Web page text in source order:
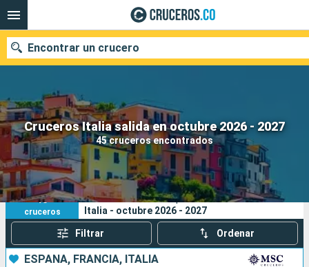
Cruceros Italia salida en octubre 2026 - 2027
45 cruceros encontrados
Encontrar un crucero
Fecha de salida
Buscar
45
cruceros
Sus criterios de búsqueda:
Italia - octubre 2026 - 2027
Filtrar Ordenar
ESPAÑA, FRANCIA, ITALIA